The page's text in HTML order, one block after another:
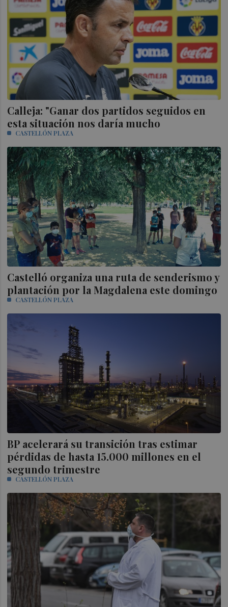
Calleja: "Ganar dos partidos seguidos en
esta situación nos daría mucho
CASTELLÓN PLAZA
Castelló organiza una ruta de senderismo y
plantación por la Magdalena este domingo
CASTELLÓN PLAZA
BP acelerará su transición tras estimar
pérdidas de hasta 15.000 millones en el
segundo trimestre
CASTELLÓN PLAZA